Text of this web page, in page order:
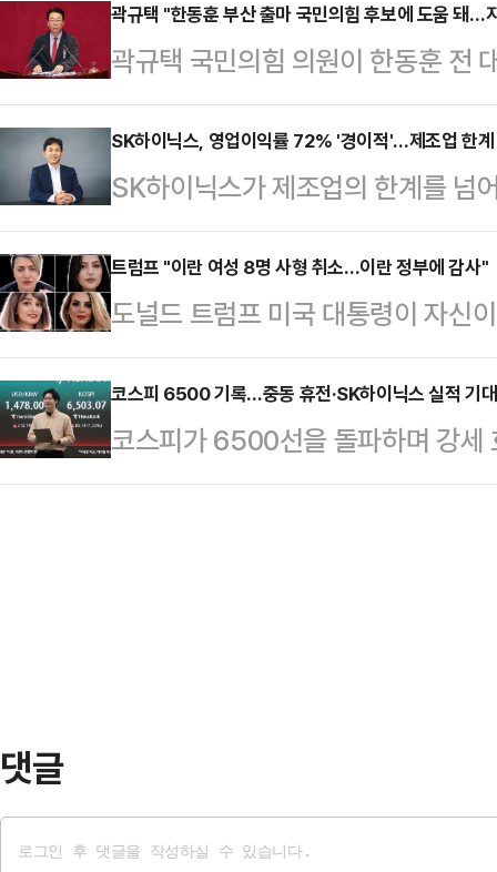
하나. 차라리 미국 가시라"라고 날
"장동혁 대표가 말하는 해당행위가
서 장 대표는 이날 오전 서울 여의
언에서 "지금부터 발생하는 해당
가 해당 행위를 하면 즉시 교체하
일 앞으로 다가…
곽규택 "한동훈 부산 출마 국민의힘 후보에 도움 돼…
곽규택 국민의힘 의원이 한동훈 전
"(한 전 대표의 출마가) 지방선거에
다"고 말했다.곽규택 의원은 23일
출마 관련 질문을 받고 "한 전 대표
의 대립각 또 이재명정부에 대한 비
선거에 대한 관심도가 올라갈 것"
형준 후보에게도 좀 긍정적인 효과
다"며 "(한 …
SK하이닉스, 영업이익률 72% '경이적'…제조업 한
SK하이닉스가 제조업의 한계를 넘
한국 기업의 역사를 새로 썼다. 전
기조 속에서 매출과 영업이익 모두
23일 올해 1분기 경영실적으로 매
6103억원, 순이익 40조3459억원
기준 사상 최대 실적이다. 특히 영
업의 수익성 지표인
디…
트럼프 "이란 여성 8명 사형 취소…이란 정부에 감사"
도널드 트럼프 미국 대통령이 자신
가 이뤄졌다면서 이란 정부에 감사
프 대통령은 22일(현지시간) 소셜
부가 내 요청을 받아들여 여성 8명
즉시 석방될 것이고 4명은 징역 1
코스피 6500 기록…중동 휴전·SK하이닉스 실적 기
코스피가 6500선을 돌파하며 강세
장 완화 기대와 SK하이닉스의 올해
댓글